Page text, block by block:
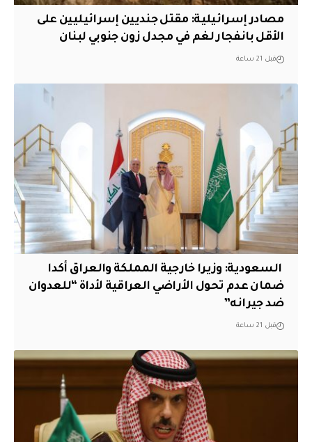
مصادر إسرائيلية: مقتل جنديين إسرائيليين على
الأقل بانفجار لغم في مجدل زون جنوبي لبنان
قبل 21 ساعة
‏ السعودية: وزيرا خارجية المملكة والعراق أكدا
ضمان عدم تحول الأراضي العراقية لأداة “للعدوان
ضد جيرانه”
قبل 21 ساعة